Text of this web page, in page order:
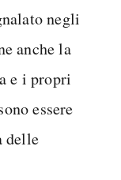
negli
anche la
e i propri
essere
delle